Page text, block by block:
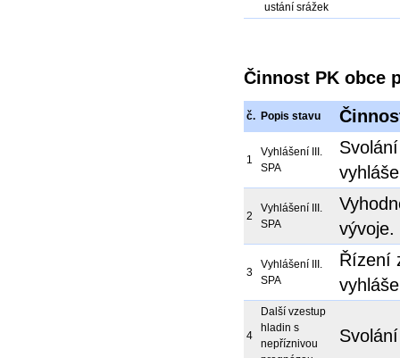
ustání srážek
Činnost PK obce
č. Popis stavu
1
Vyhlášení III.
SPA
2
Vyhlášení III.
SPA
vývoje.
3
Vyhlášení III.
SPA
Řízení
4
Další vzestup
hladin s
nepříznivou